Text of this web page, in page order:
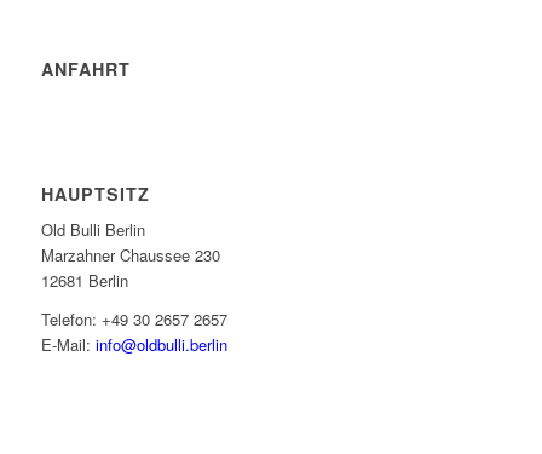
ANFAHRT
HAUPTSITZ
Old Bulli Berlin
Marzahner Chaussee 230
12681 Berlin
Telefon: +49 30 2657 2657
E-Mail: info@oldbulli.berlin